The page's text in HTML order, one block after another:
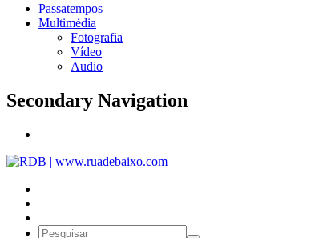
Passatempos
Multimédia
Fotografia
Vídeo
Audio
Secondary Navigation